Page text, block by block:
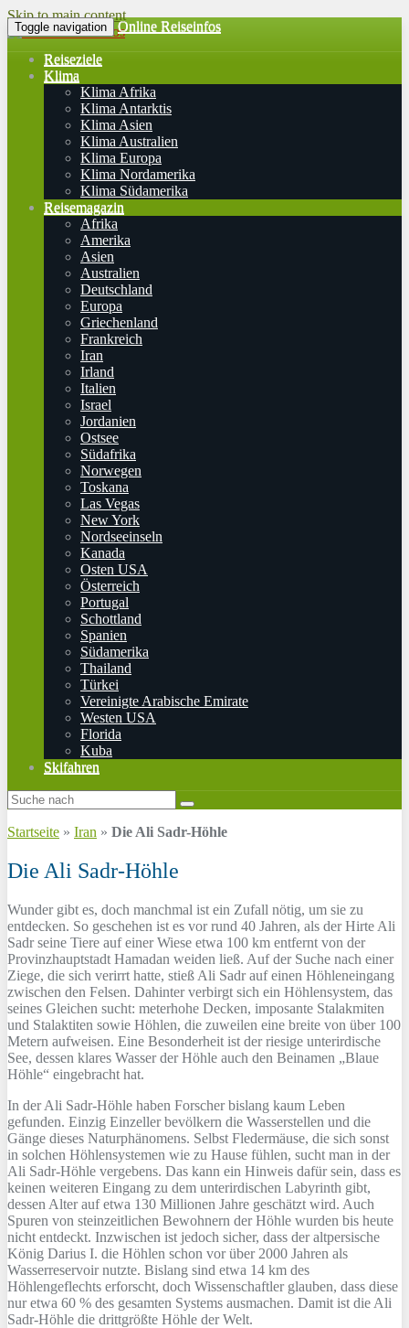
Skip to main content
Toggle navigation Online Reiseinfos
Reiseziele
Klima
Klima Afrika
Klima Antarktis
Klima Asien
Klima Australien
Klima Europa
Klima Nordamerika
Klima Südamerika
Reisemagazin
Afrika
Amerika
Asien
Australien
Deutschland
Europa
Griechenland
Frankreich
Iran
Irland
Italien
Israel
Jordanien
Ostsee
Südafrika
Norwegen
Toskana
Las Vegas
New York
Nordseeinseln
Kanada
Osten USA
Österreich
Portugal
Schottland
Spanien
Südamerika
Thailand
Türkei
Vereinigte Arabische Emirate
Westen USA
Florida
Kuba
Skifahren
Startseite » Iran » Die Ali Sadr-Höhle
Die Ali Sadr-Höhle
Wunder gibt es, doch manchmal ist ein Zufall nötig, um sie zu
entdecken. So geschehen ist es vor rund 40 Jahren, als der Hirte Ali
Sadr seine Tiere auf einer Wiese etwa 100 km entfernt von der
Provinzhauptstadt Hamadan weiden ließ. Auf der Suche nach einer
Ziege, die sich verirrt hatte, stieß Ali Sadr auf einen Höhleneingang
zwischen den Felsen. Dahinter verbirgt sich ein Höhlensystem, das
seines Gleichen sucht: meterhohe Decken, imposante Stalakmiten
und Stalaktiten sowie Höhlen, die zuweilen eine breite von über 100
Metern aufweisen. Eine Besonderheit ist der riesige unterirdische
See, dessen klares Wasser der Höhle auch den Beinamen „Blaue
Höhle“ eingebracht hat.
In der Ali Sadr-Höhle haben Forscher bislang kaum Leben
gefunden. Einzig Einzeller bevölkern die Wasserstellen und die
Gänge dieses Naturphänomens. Selbst Fledermäuse, die sich sonst
in solchen Höhlensystemen wie zu Hause fühlen, sucht man in der
Ali Sadr-Höhle vergebens. Das kann ein Hinweis dafür sein, dass es
keinen weiteren Eingang zu dem unterirdischen Labyrinth gibt,
dessen Alter auf etwa 130 Millionen Jahre geschätzt wird. Auch
Spuren von steinzeitlichen Bewohnern der Höhle wurden bis heute
nicht entdeckt. Inzwischen ist jedoch sicher, dass der altpersische
König Darius I. die Höhlen schon vor über 2000 Jahren als
Wasserreservoir nutzte. Bislang sind etwa 14 km des
Höhlengeflechts erforscht, doch Wissenschaftler glauben, dass diese
nur etwa 60 % des gesamten Systems ausmachen. Damit ist die Ali
Sadr-Höhle die drittgrößte Höhle der Welt.